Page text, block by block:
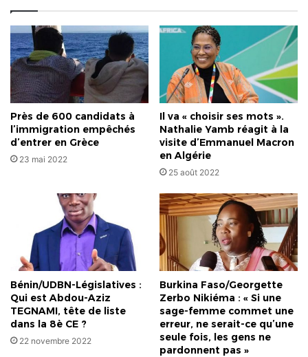
Près de 600 candidats à
l’immigration empêchés
d’entrer en Grèce
23 mai 2022
Il va « choisir ses mots ».
Nathalie Yamb réagit à la
visite d’Emmanuel Macron
en Algérie
25 août 2022
Bénin/UDBN-Législatives :
Qui est Abdou-Aziz
TEGNAMI, tête de liste
dans la 8è CE ?
22 novembre 2022
Burkina Faso/Georgette
Zerbo Nikiéma : « Si une
sage-femme commet une
erreur, ne serait-ce qu’une
seule fois, les gens ne
pardonnent pas »